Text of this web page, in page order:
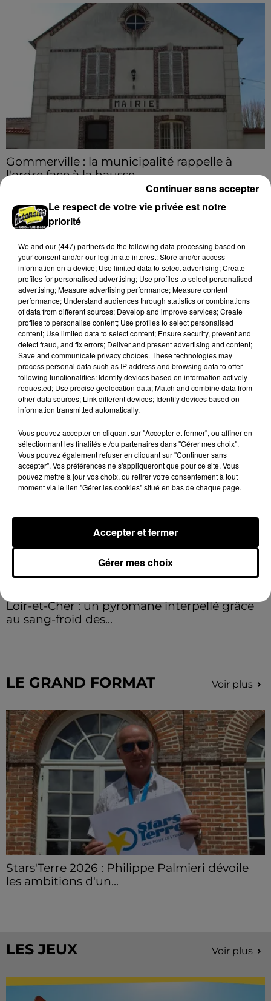
Gommerville : la municipalité rappelle à
l'ordre face à la hausse...
Incrustation de déchets, déjections sur les sites
symboliques et temps communal gaspillé : face à la
hausse des incivilités, la mairie de Gommerville
hausse...
Loir-et-Cher : un pyromane interpellé grâce
au sang-froid des...
Samedi 25 juillet, plus d'une dizaine de feux de
champs et de sous-bois ont été déclenchés dans le
secteur de Fontaine-les-Côteaux, Montoire et Lunay.
Grâce...
Loir-et-Cher : un pyromane interpellé grâce
au sang-froid des...
Grâce...
LE GRAND FORMAT Voir plus
Stars'Terre 2026 : Philippe Palmieri dévoile
les ambitions d'un...
LES JEUX Voir plus
Le respect de votre vie privée est notre
priorité
We and our (447) partnersdo the following data processing based on
your consent and/or our legitimate interest: Store and/or access
information on a device; Use limited data to select advertising; Create
profiles for personalised advertising; Use profiles to select personalised
advertising; Measure advertising performance; Measure content
performance; Understand audiences through statistics or combinations
of data from different sources; Develop and improve services; Create
profiles to personalise content; Use profiles to select personalised
content; Use limited data to select content; Ensure security, prevent and
detect fraud, and fix errors; Deliver and present advertising and content;
Save and communicate privacy choices. These technologies may
process personal data such as IP address and browsing data to offer
following functionalities: Identify devices based on information actively
requested; Use precise geolocation data; Match and combine data from
other data sources; Link different devices; Identify devices based on
information transmitted automatically.
Vous pouvez accepter en cliquant sur "Accepter et fermer", ou affiner en
sélectionnant les finalités et/ou partenaires dans "Gérer mes choix".
Vous pouvez également refuser en cliquant sur "Continuer sans
accepter". Vos préférences ne s'appliqueront que pour ce site. Vous
pouvez mettre à jour vos choix, ou retirer votre consentement à tout
moment via le lien "Gérer les cookies" situé en bas de chaque page.
Gérer mes choix
Accepter et fermer
Continuer sans accepter